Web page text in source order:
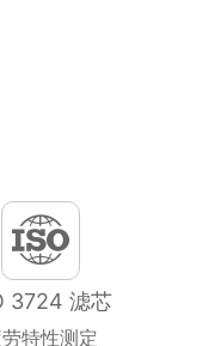
3724 滤芯
特性测定